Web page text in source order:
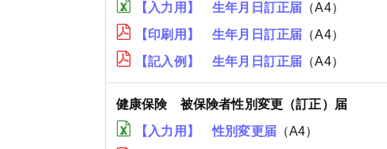
【入力用】 生年月日訂正届 （A4）
【印刷用】 生年月日訂正届 （A4）
【記入例】 生年月日訂正届 （A4）
健康保険 被保険者性別変更（訂正）届
【入力用】 性別変更届（A4）